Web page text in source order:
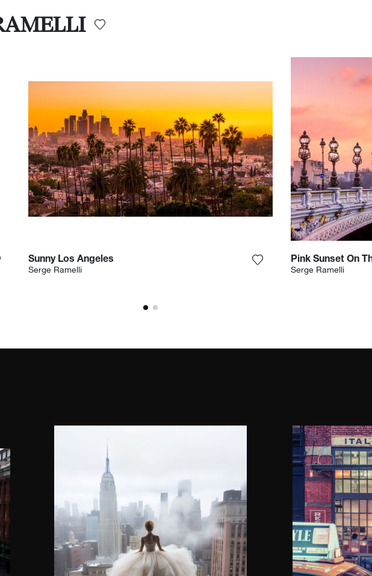
la fotografía a mi lista de deseos
Sunny Los Angeles
Serge Ramelli Agrega la fotografía a mi
Pink Sunset On
Serge Ramelli